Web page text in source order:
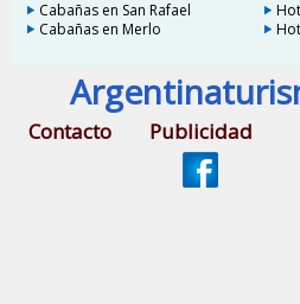
Cabañas en San Rafael
Cabañas en Merlo
Contacto Publicidad